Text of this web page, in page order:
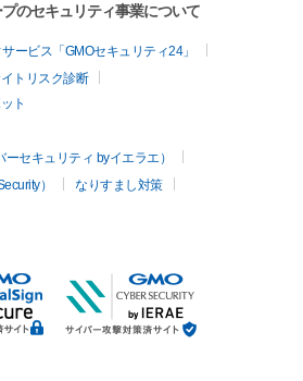
のセキュリティ事業について
ービス「GMOセキュリティ24」
トリスク診断
ト
セキュリティ byイエラエ）
）
なりすまし対策